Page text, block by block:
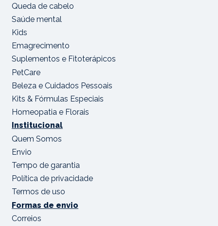
Queda de cabelo
Saúde mental
Kids
Emagrecimento
Suplementos e Fitoterápicos
PetCare
Beleza e Cuidados Pessoais
Kits & Fórmulas Especiais
Homeopatia e Florais
Institucional
Quem Somos
Envio
Tempo de garantia
Política de privacidade
Termos de uso
Formas de envio
Correios